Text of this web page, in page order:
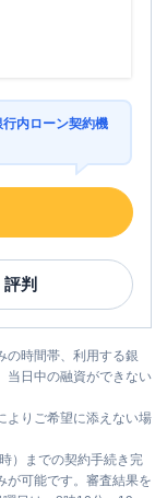
内ローン契約機
判
の時間帯、利用する銀
当日中の融資ができない
よりご希望に添えない場
）までの契約手続き完
が可能です。審査結果を